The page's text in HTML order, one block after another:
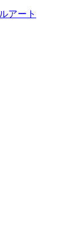
アート